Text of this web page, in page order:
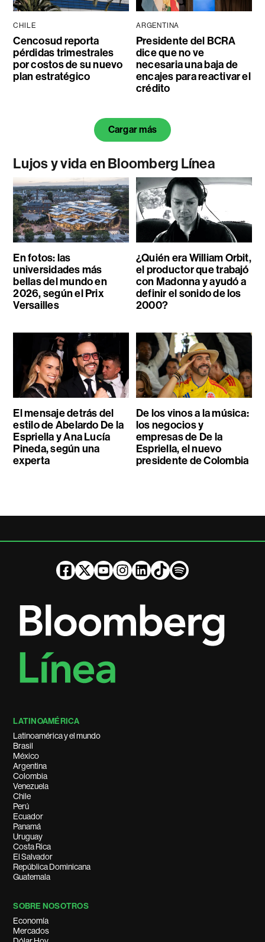
CHILE
Cencosud reporta
pérdidas trimestrales
por costos de su nuevo
plan estratégico
ARGENTINA
Presidente del BCRA
dice que no ve
necesaria una baja de
encajes para reactivar el
crédito
Cargar más
Lujos y vida en Bloomberg Línea
En fotos: las
universidades más
bellas del mundo en
2026, según el Prix
Versailles
¿Quién era William Orbit,
el productor que trabajó
con Madonna y ayudó a
definir el sonido de los
2000?
El mensaje detrás del
estilo de Abelardo De la
Espriella y Ana Lucía
Pineda, según una
experta
De los vinos a la música:
los negocios y
empresas de De la
Espriella, el nuevo
presidente de Colombia
LATINOAMÉRICA
Latinoamérica y el mundo
Brasil
México
Argentina
Colombia
Venezuela
Chile
Perú
Ecuador
Panamá
Uruguay
Costa Rica
El Salvador
República Dominicana
Guatemala
SOBRE NOSOTROS
Economía
Mercados